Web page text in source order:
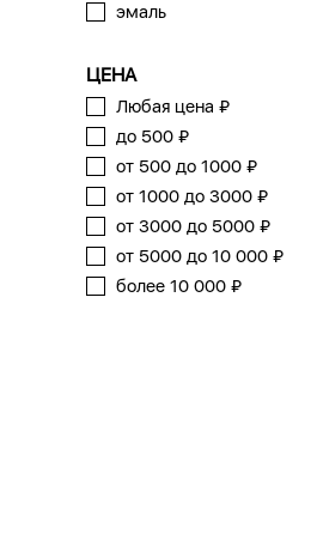
эмаль
ЦЕНА
Любая цена ₽
до 500 ₽
от 500 до 1000 ₽
от 1000 до 3000 ₽
от 3000 до 5000 ₽
от 5000 до 10 000 ₽
более 10 000 ₽